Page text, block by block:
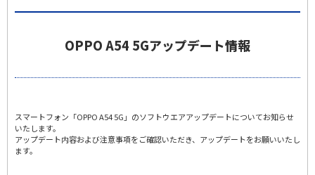
OPPO A54 5Gアップデート情報
スマートフォン「OPPO A54 5G」のソフトウエアアップデートについてお知らせ
いたします。
アップデート内容および注意事項をご確認いただき、アップデートをお願いいたし
ます。